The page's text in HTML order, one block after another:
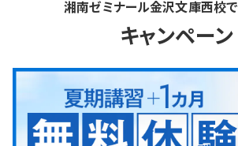
湘南ゼミナール金沢文庫西校
キャンペーン